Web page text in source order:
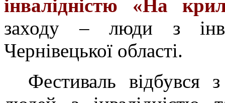
інвалідністю «На
заходу – люди з
Чернівецької області.
Фестиваль відбувся